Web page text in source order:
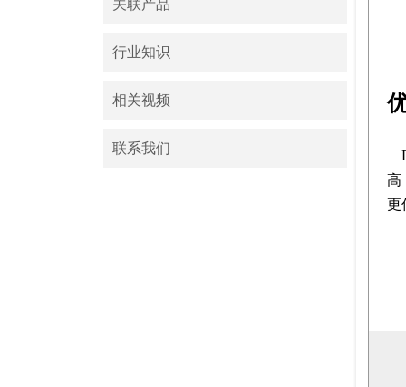
关联产品
行业知识
相关视频
联系我们
高
更